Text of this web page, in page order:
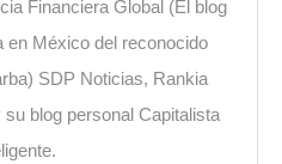
Financiera Global (El blog
en México del reconocido
SDP Noticias, Rankia
blog personal Capitalista